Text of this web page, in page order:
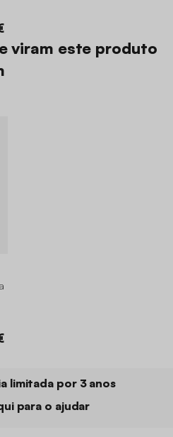
viram este produto
limitada por 3 anos
para o ajudar